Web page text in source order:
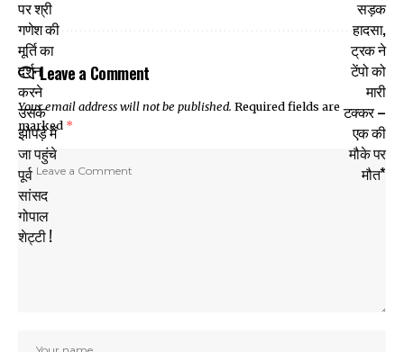
Leave a Comment
Your email address will not be published. Required fields are
marked *